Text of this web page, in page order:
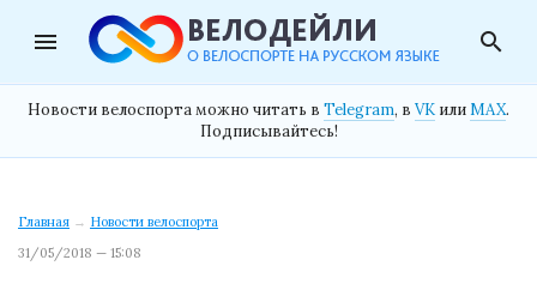
menu search
Новости велоспорта можно читать в Telegram, в VK илиMAX.
Подписывайтесь!
Главная → Новости велоспорта
31/05/2018 — 15:08